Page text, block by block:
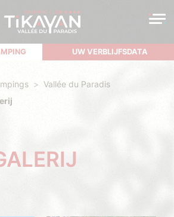
UW VERBLIJFSDATA
Vallée du Paradis